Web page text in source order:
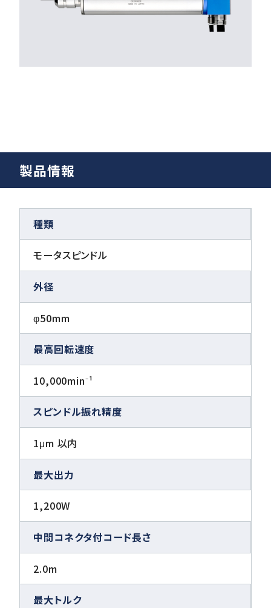
製品情報
種類
モータスピンドル
外径
φ50mm
最高回転速度
10,000min⁻¹
スピンドル振れ精度
1μm 以内
最大出力
1,200W
中間コネクタ付コード長さ
2.0m
最大トルク